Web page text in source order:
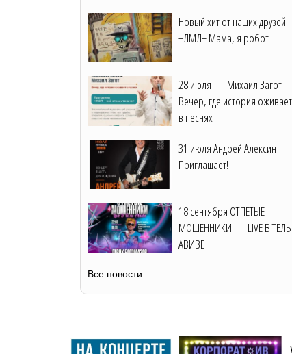
Новый хит от наших друзей!
+ЛМЛ+ Мама, я робот
28 июля — Михаил Загот
Вечер, где история оживает
в песнях
31 июля Андрей Алексин
Приглашает!
18 сентября ОТПЕТЫЕ
МОШЕННИКИ — LIVE В
АВИВЕ
Все новости